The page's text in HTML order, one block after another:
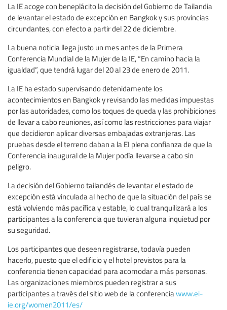
La IE acoge con beneplácito la decisión del Gobierno de Tailandia
de levantar el estado de excepción en Bangkok y sus provincias
circundantes, con efecto a partir del 22 de diciembre.
La buena noticia llega justo un mes antes de la Primera
Conferencia Mundial de la Mujer de la IE, “En camino hacia la
igualdad”, que tendrá lugar del 20 al 23 de enero de 2011.
La IE ha estado supervisando detenidamente los
acontecimientos en Bangkok y revisando las medidas impuestas
por las autoridades, como los toques de queda y las prohibiciones
de llevar a cabo reuniones, así como las restricciones para viajar
que decidieron aplicar diversas embajadas extranjeras. Las
pruebas desde el terreno daban a la EI plena confianza de que la
Conferencia inaugural de la Mujer podía llevarse a cabo sin
peligro.
La decisión del Gobierno tailandés de levantar el estado de
excepción está vinculada al hecho de que la situación del país se
está volviendo más pacífica y estable, lo cual tranquilizará a los
participantes a la conferencia que tuvieran alguna inquietud por
su seguridad.
Los participantes que deseen registrarse, todavía pueden
hacerlo, puesto que el edificio y el hotel previstos para la
conferencia tienen capacidad para acomodar a más personas.
Las organizaciones miembros pueden registrar a sus
participantes a través del sitio web de la conferencia www.ei-
ie.org/women2011/es/